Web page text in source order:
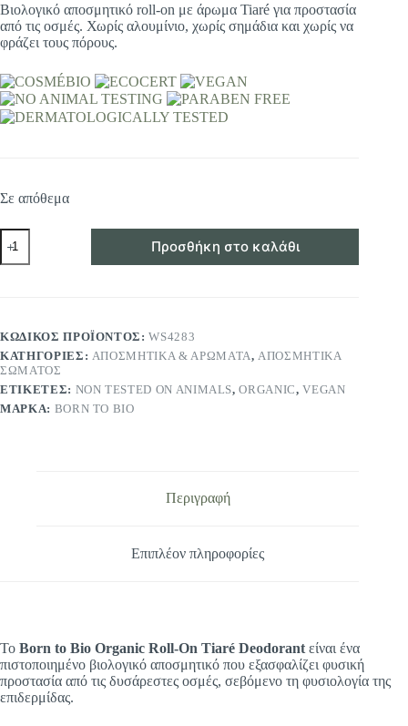
Βιολογικό αποσμητικό roll-on με άρωμα Tiaré για προστασία
από τις οσμές. Χωρίς αλουμίνιο, χωρίς σημάδια και χωρίς να
φράζει τους πόρους.
Σε απόθεμα
ΒΙΟΛΟΓΙΚΟ
ΑΠΟΣΜΗΤΙΚΟ
ROLL-
TO
BIO
50ml
ποσότητα
Προσθήκη στο καλάθι
ΚΩΔΙΚΌΣ ΠΡΟΪΌΝΤΟΣ:WS4283
ΚΑΤΗΓΟΡΊΕΣ: ΑΠΟΣΜΗΤΙΚΆ & ΑΡΏΜΑΤΑ, ΑΠΟΣΜΗΤΙΚΆ
ΣΏΜΑΤΟΣ
ΕΤΙΚΈΤΕΣ: NON TESTED ON ANIMALS,ORGANIC,VEGAN
ΜΆΡΚΑ: BORN TO BIO
Περιγραφή
Επιπλέον πληροφορίες
Το Born to Bio Organic Roll-On Tiaré Deodorant είναι ένα
πιστοποιημένο βιολογικό αποσμητικό που εξασφαλίζει φυσική
προστασία από τις δυσάρεστες οσμές, σεβόμενο τη φυσιολογία της
επιδερμίδας.